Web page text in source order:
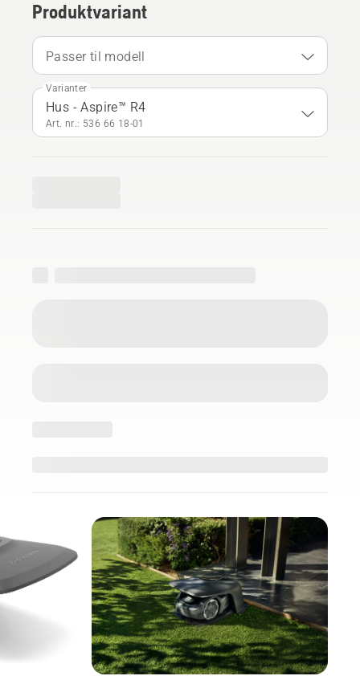
Produktvariant
Passer til modell
Varianter
Hus - Aspire™ R4
Art. nr.: 536 66 18‑01